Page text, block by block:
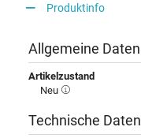
Produktinfo
Allgemeine Daten
Artikelzustand
Neu
Technische Daten